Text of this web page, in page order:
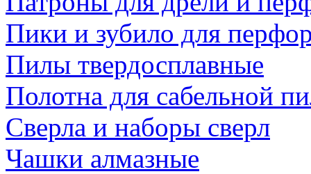
Пики и зубило для
Пилы твердосплавные
Полотна для сабельной
Сверла и наборы сверл
Чашки алмазные